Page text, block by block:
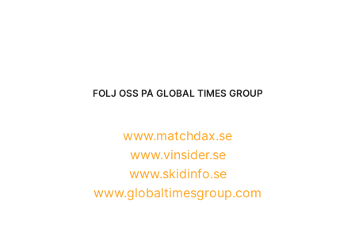
FÖLJ OSS PÅ GLOBAL TIMES GROUP
www.matchdax.se
www.vinsider.se
www.skidinfo.se
www.globaltimesgroup.com